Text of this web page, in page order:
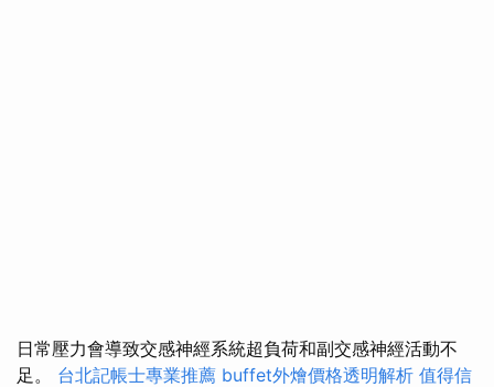
日常壓力會導致交感神經系統超負荷和副交感神經活動不
足。 台北記帳士專業推薦 buffet外燴價格透明解析 值得信